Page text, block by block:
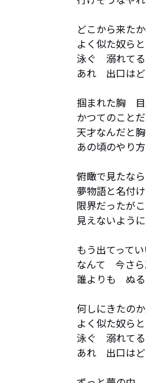
どこから来た
よく似た奴ら
泳ぐ　溺れて
あれ　出口は
掴まれた胸　
かつてのことだ
天才なんだと
あの頃のやり
俯瞰で見たな
夢物語と名付
限界だったが
見えないよう
もう出てって
なんて　今さ
誰よりも　ぬ
何しにきたの
よく似た奴ら
泳ぐ　溺れて
あれ　出口は